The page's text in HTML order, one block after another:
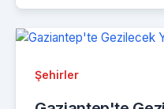
Şehirler